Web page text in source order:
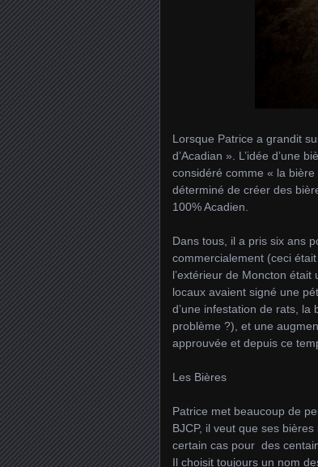
Lorsque Patrice a grandit
d’Acadian ». L’idée d’une
considéré comme « la
déterminé de créer des
100% Acadien.
Dans tous, il a pris six ans
commercialement (ceci
l’extérieur de Moncton
locaux avaient signé une
d’une infestation de rats, la
problème ?), et une
approuvée et depuis ce
Les Bières
Patrice met beaucoup de
BJCP, il veut que ses
certain cas pour des
Il choisit toujours un nom